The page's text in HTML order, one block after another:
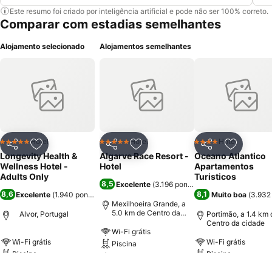
Este resumo foi criado por inteligência artificial e pode não ser 100% correto.
Comparar com estadias semelhantes
Alojamento selecionado
PartilharAdicionar aos favoritos
5 EstrelasHotel
Longevity Health &
Wellness Hotel -
Adults Only
8,6 Excelente (1.940 pontuações
Alvor, Portugal
Wi-Fi grátis
Alojamentos semelhantes
PartilharAdicionar aos favoritos
5 EstrelasHotel
Algarve Race Resort -
Hotel
8,5 Excelente (3.196 pontuações
Mexilhoeira Grande, a
5.0 km de Centro da
Wi-Fi grátis
Piscina
Partilhar
4 EstrelasHotel
Oceano Atlantico
Apartamentos
Turisticos
8,1 Muito boa (3.932
Portimão, a 1.4 km
Centro da cidade
Wi-Fi grátis